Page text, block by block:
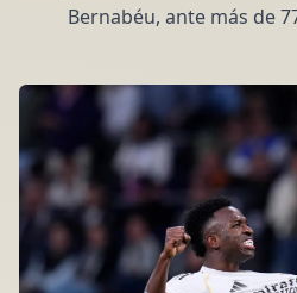
Bernabéu, ante más de